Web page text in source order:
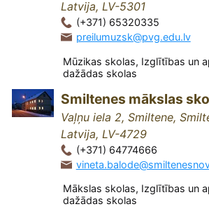
Latvija, LV-5301
(+371) 65320335
preilumuzsk@pvg.edu.lv
Mūzikas skolas, Izglītības un
dažādas skolas
Smiltenes mākslas
Vaļņu iela 2, Smiltene,
Latvija, LV-4729
(+371) 64774666
Mākslas skolas, Izglītības un
dažādas skolas